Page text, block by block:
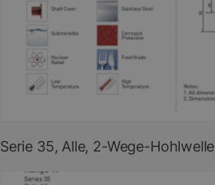
PDF herunterladen
Serie 35, Alle, 2-Wege-Hohlwelle